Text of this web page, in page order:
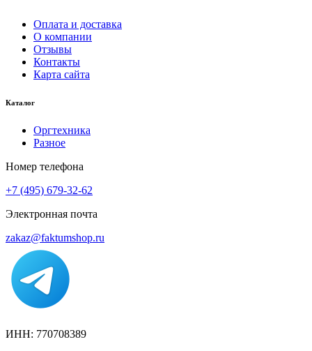
Оплата и доставка
О компании
Отзывы
Контакты
Карта сайта
Каталог
Оргтехника
Разное
Номер телефона
+7 (495) 679-32-62
Электронная почта
zakaz@faktumshop.ru
ИНН: 770708389